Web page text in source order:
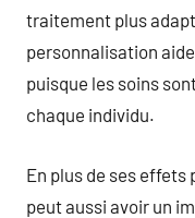
traitement plus
personnalisation
puisque les soins
chaque individu.
En plus de ses effets
peut aussi avoir un